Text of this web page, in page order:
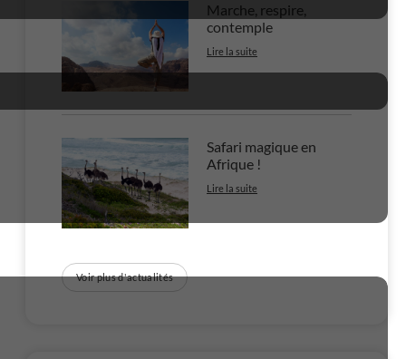
Marche, respire,
contemple
Lire la suite
Safari magique en
Afrique !
Lire la suite
Voir plus d'actualités